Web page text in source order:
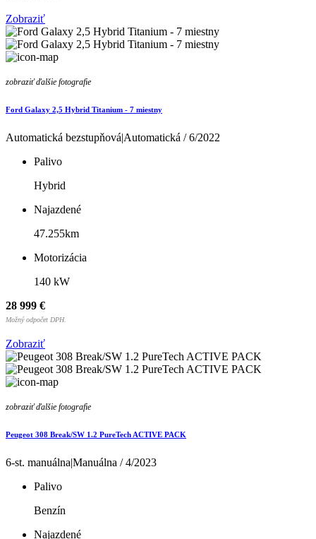
Zobraziť
zobraziť ďalšie fotografie
Ford Galaxy 2,5 Hybrid Titanium - 7 miestny
Automatická bezstupňová|Automatická / 6/2022
Palivo
Hybrid
Najazdené
47.255km
Motorizácia
140 kW
28 999 €
Možný odpočet DPH.
Zobraziť
zobraziť ďalšie fotografie
Peugeot 308 Break/SW 1.2 PureTech ACTIVE PACK
6-st. manuálna|Manuálna / 4/2023
Palivo
Benzín
Najazdené